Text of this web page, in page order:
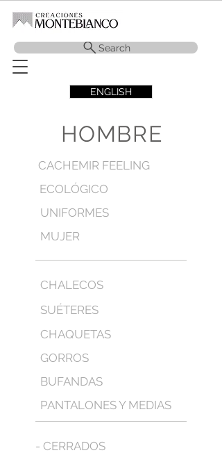
Search
ENGLISH
HOMBRE
CACHEMIR FEELING
ECOLÓGICO
MUJER
UNIFORMES
CHALECOS
SUÉTERES
CHAQUETAS
GORROS
BUFANDAS
PANTALONES Y MEDIAS
- CERRADOS